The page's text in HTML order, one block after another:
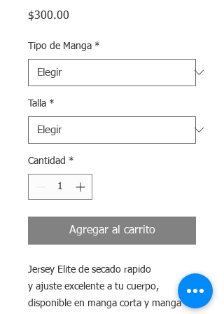
$300.00
Tipo de Manga *
Talla *
Cantidad *
Agregar al carrito
Jersey Elite de secado rapido
y ajuste excelente a tu cuerpo,
disponible en manga corta y manga